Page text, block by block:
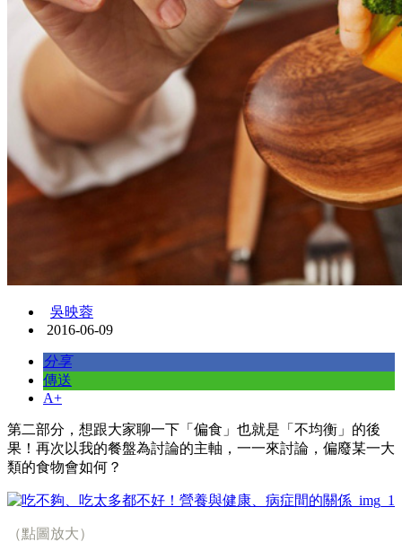
吳映蓉
2016-06-09
分享
傳送
A+
第二部分，想跟大家聊一下「偏食」也就是「不均衡」的後
果！再次以我的餐盤為討論的主軸，一一來討論，偏廢某一大
類的食物會如何？
（點圖放大）